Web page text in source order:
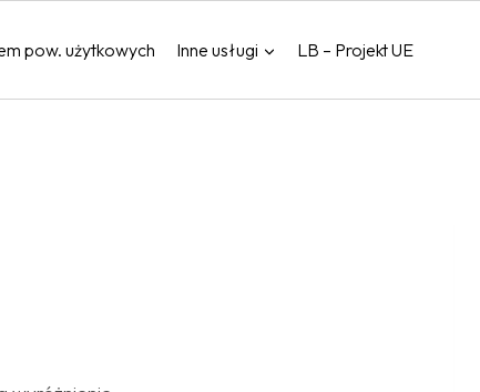
pow. użytkowych Inne usługi LB – Projekt UE